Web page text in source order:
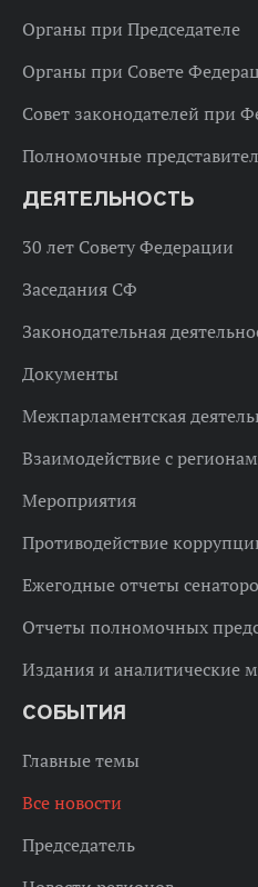
Органы при Председателе
Органы при Совете
Совет законодателей при
Полномочные
ДЕЯТЕЛЬНОСТЬ
30 лет Совету Федерации
Заседания СФ
Законодательная
Документы
Межпарламентская
Взаимодействие с
Мероприятия
Противодействие
Ежегодные отчеты
Отчеты полномочных
Издания и аналитические
СОБЫТИЯ
Главные темы
Все новости
Председатель